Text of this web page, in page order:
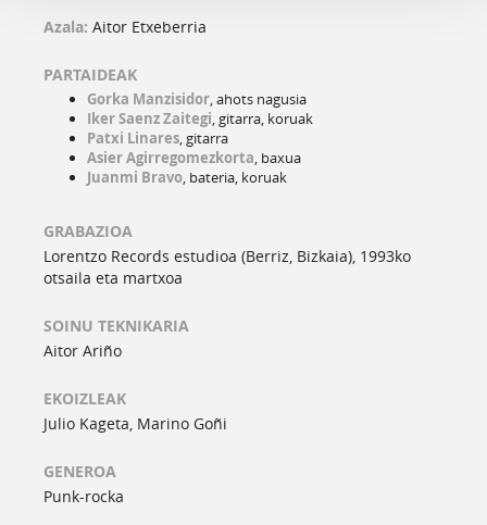
Azala: Aitor Etxeberria
PARTAIDEAK
Gorka Manzisidor, ahots nagusia
Iker Saenz Zaitegi, gitarra, koruak
Patxi Linares, gitarra
Asier Agirregomezkorta, baxua
Juanmi Bravo, bateria, koruak
GRABAZIOA
Lorentzo Records estudioa (Berriz, Bizkaia), 1993ko
otsaila eta martxoa
SOINU TEKNIKARIA
Aitor Ariño
EKOIZLEAK
Julio Kageta, Marino Goñi
GENEROA
Punk-rocka